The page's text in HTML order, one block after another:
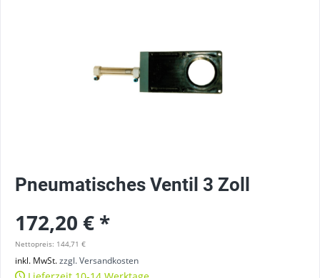
Pneumatisches Ventil 3 Zoll
172,20 € *
Nettopreis: 144,71 €
inkl. MwSt.zzgl. Versandkosten